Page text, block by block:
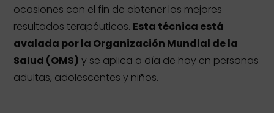
ocasiones con el fin de obtener los mejores
resultados terapéuticos. Esta técnica está
avalada por la Organización Mundial de la
Salud (OMS) y se aplica a día de hoy en personas
adultas, adolescentes y niños.